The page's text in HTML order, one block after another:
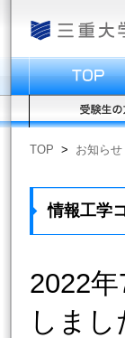
TOP > お知らせ
情報工学
2022
しまし